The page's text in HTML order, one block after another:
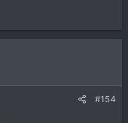
#154